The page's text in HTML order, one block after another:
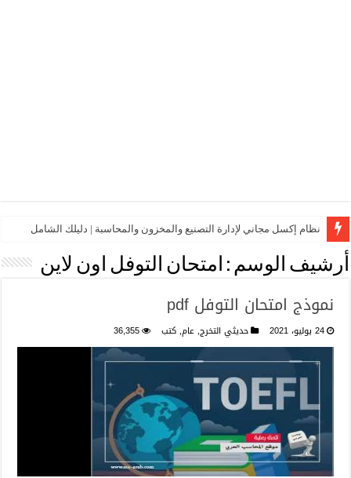
نظام إكسل مجاني لإدارة التصنيع والمخزون والمحاسبة | دليلك الشامل
أرشيف الوسم : امتحان التوفل اون لاين
نموذج امتحان التوفل pdf
24 يوليو، 2021 حديثي التخرج, عام, كتب 36,355